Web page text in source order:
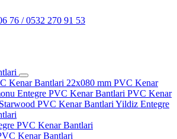
76 / 0532 270 91 53
Kenar Bantlari 22x080 mm PVC Kenar
Entegre PVC Kenar Bantlari PVC Kenar
Starwood PVC Kenar Bantlari Yildiz Entegre
PVC Kenar Bantlari
Kenar Bantlari